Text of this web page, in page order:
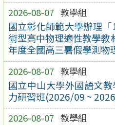
2026-08-07 教學組
國立彰化師範大學辦理
術型高中物理適性教學
年度全國高三暑假學測物
2026-08-07 教學組
國立中山大學外國語文
力研習班(2026/09 ~
2026-08-07 教學組